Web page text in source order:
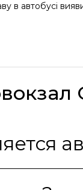
в автобусі
города